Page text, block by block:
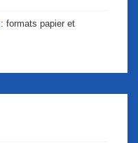
formats papier et